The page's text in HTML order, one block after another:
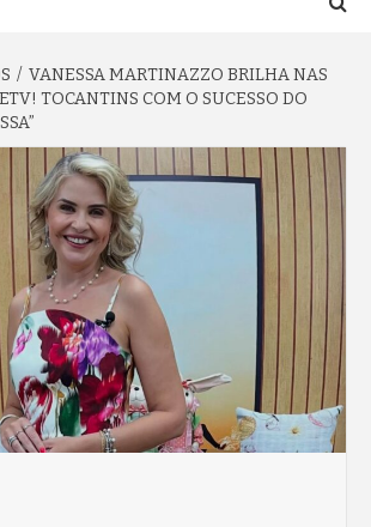
VANESSA MARTINAZZO BRILHA NAS
TOCANTINS COM O SUCESSO DO